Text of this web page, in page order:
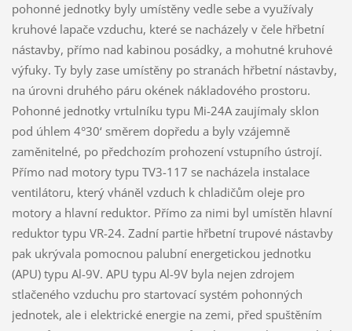
pohonné jednotky byly umístěny vedle sebe a využívaly
kruhové lapače vzduchu, které se nacházely v čele hřbetní
nástavby, přímo nad kabinou posádky, a mohutné kruhové
výfuky. Ty byly zase umístěny po stranách hřbetní nástavby,
na úrovni druhého páru okének nákladového prostoru.
Pohonné jednotky vrtulníku typu Mi-24A zaujímaly sklon
pod úhlem 4°30‘ směrem dopředu a byly vzájemně
zaměnitelné, po předchozím prohození vstupního ústrojí.
Přímo nad motory typu TV3-117 se nacházela instalace
ventilátoru, který vháněl vzduch k chladičům oleje pro
motory a hlavní reduktor. Přímo za nimi byl umístěn hlavní
reduktor typu VR-24. Zadní partie hřbetní trupové nástavby
pak ukrývala pomocnou palubní energetickou jednotku
(APU) typu Al-9V. APU typu Al-9V byla nejen zdrojem
stlačeného vzduchu pro startovací systém pohonných
jednotek, ale i elektrické energie na zemi, před spuštěním